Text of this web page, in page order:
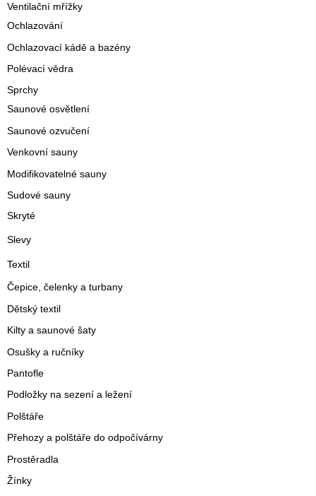
Ventilační mřížky
Ochlazování
Ochlazovací kádě a bazény
Polévací vědra
Sprchy
Saunové osvětlení
Saunové ozvučení
Venkovní sauny
Modifikovatelné sauny
Sudové sauny
Skryté
Slevy
Textil
Čepice, čelenky a turbany
Dětský textil
Kilty a saunové šaty
Osušky a ručníky
Pantofle
Podložky na sezení a ležení
Polštáře
Přehozy a polštáře do odpočívárny
Prostěradla
Žínky